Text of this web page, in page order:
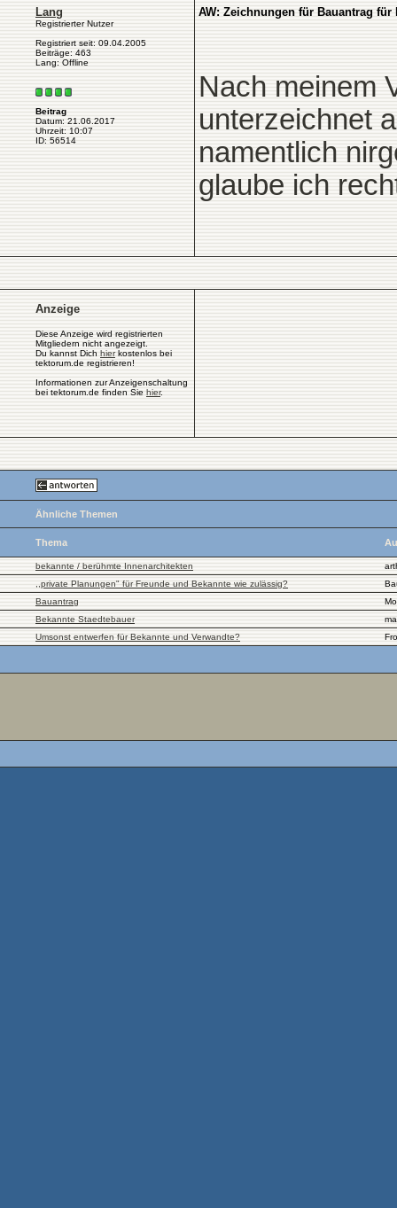
Lang
Registrierter Nutzer
Registriert seit: 09.04.2005
Beiträge: 463
Lang: Offline
Beitrag
Datum: 21.06.2017
Uhrzeit: 10:07
ID: 56514
AW: Zeichnungen für Bauantrag für
Nach meinem
unterzeichnet
namentlich
glaube ich
Anzeige
Diese Anzeige wird registrierten
Mitgliedern nicht angezeigt.
Du kannst Dich hierkostenlos bei
tektorum.de registrieren!
Informationen zur Anzeigenschaltung
bei tektorum.de finden Sie hier.
Ähnliche Themen
Thema
bekannte / berühmte Innenarchitekten
,,private Planungen" für Freunde und Bekannte wie zulässig?
Bauantrag
Bekannte Staedtebauer
Umsonst entwerfen für Bekannte und Verwandte?